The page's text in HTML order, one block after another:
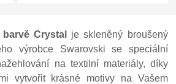
Crystal
je skleněný broušený
výrobce Swarovski se speciální
na textilní materiály, díky
vytvořit krásné motivy na Vašem